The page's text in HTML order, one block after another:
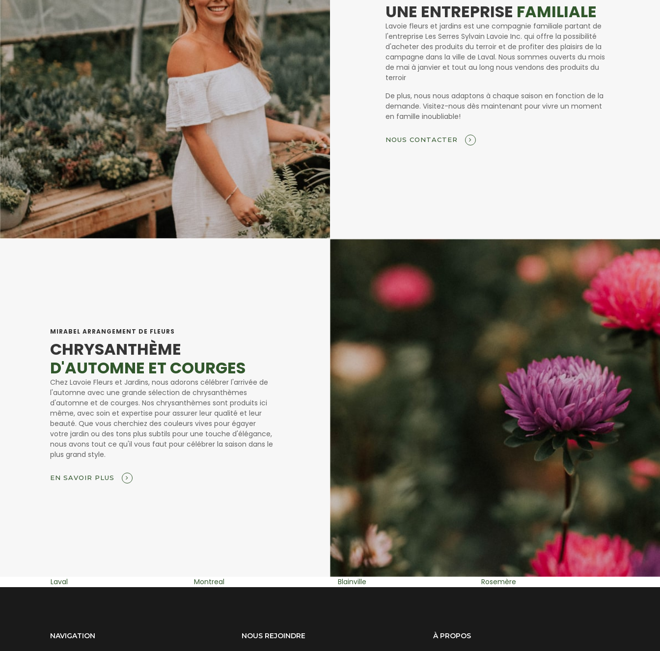
UNE ENTREPRISE FAMILIALE
Lavoie fleurs et jardins est une compagnie familiale partant de
l'entreprise Les Serres Sylvain Lavoie Inc. qui offre la possibilité
d'acheter des produits du terroir et de profiter des plaisirs de la
campagne dans la ville de Laval. Nous sommes ouverts du mois
de mai à janvier et tout au long nous vendons des produits du
terroir
De plus, nous nous adaptons à chaque saison en fonction de la
demande. Visitez-nous dès maintenant pour vivre un moment
en famille inoubliable!
NOUS CONTACTER
MIRABEL ARRANGEMENT DE FLEURS
CHRYSANTHÈME
D'AUTOMNE ET COURGES
Chez Lavoie Fleurs et Jardins, nous adorons célébrer l'arrivée de
l'automne avec une grande sélection de chrysanthèmes
d'automne et de courges. Nos chrysanthèmes sont produits ici
même, avec soin et expertise pour assurer leur qualité et leur
beauté. Que vous cherchiez des couleurs vives pour égayer
votre jardin ou des tons plus subtils pour une touche d'élégance,
nous avons tout ce qu'il vous faut pour célébrer la saison dans le
plus grand style.
EN SAVOIR PLUS
Montreal Blainville Rosemère St Eustache
NAVIGATION NOUS REJOINDRE À PROPOS